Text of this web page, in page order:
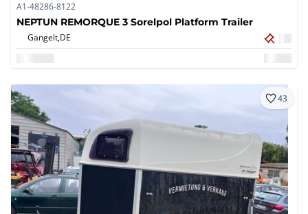
A1-48286-8122
NEPTUN REMORQUE 3 Sorelpol Platform Trailer
Gangelt,DE
43